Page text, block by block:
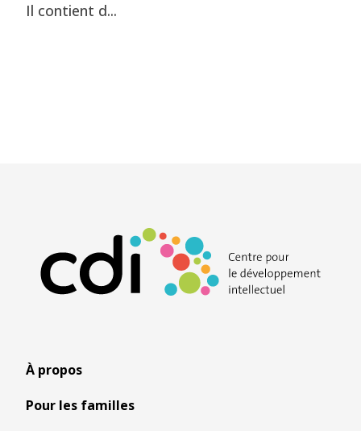
Il contient d...
À propos
Pour les familles